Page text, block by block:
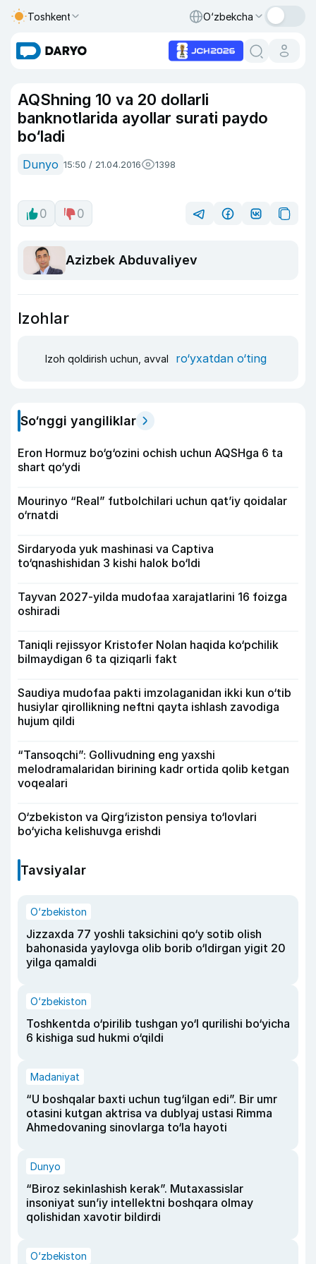
Toshkent O‘zbekcha
AQShning 10 va 20 dollarli
banknotlarida ayollar surati paydo
bo‘ladi
Dunyo 15:50 / 21.04.2016 1398
0 0
Azizbek Abduvaliyev
Izohlar
Izoh qoldirish uchun, avval ro‘yxatdan o‘ting
So‘nggi yangiliklar
Eron Hormuz bo‘g‘ozini ochish uchun AQSHga 6 ta
shart qo‘ydi
Mourinyo “Real” futbolchilari uchun qat’iy qoidalar
o‘rnatdi
Sirdaryoda yuk mashinasi va Captiva
to‘qnashishidan 3 kishi halok bo‘ldi
Tayvan 2027-yilda mudofaa xarajatlarini 16 foizga
oshiradi
Taniqli rejissyor Kristofer Nolan haqida ko‘pchilik
bilmaydigan 6 ta qiziqarli fakt
Saudiya mudofaa pakti imzolaganidan ikki kun o‘tib
husiylar qirollikning neftni qayta ishlash zavodiga
hujum qildi
“Tansoqchi”: Gollivudning eng yaxshi
melodramalaridan birining kadr ortida qolib ketgan
voqealari
O‘zbekiston va Qirg‘iziston pensiya to‘lovlari
bo‘yicha kelishuvga erishdi
Tavsiyalar
O‘zbekiston
Jizzaxda 77 yoshli taksichini qo‘y sotib olish
bahonasida yaylovga olib borib o‘ldirgan yigit 20
yilga qamaldi
O‘zbekiston
Toshkentda o‘pirilib tushgan yo‘l qurilishi bo‘yicha
6 kishiga sud hukmi o‘qildi
Madaniyat
“U boshqalar baxti uchun tug‘ilgan edi”. Bir umr
otasini kutgan aktrisa va dublyaj ustasi Rimma
Ahmedovaning sinovlarga to‘la hayoti
Dunyo
“Biroz sekinlashish kerak”. Mutaxassislar
insoniyat sun’iy intellektni boshqara olmay
qolishidan xavotir bildirdi
O‘zbekiston